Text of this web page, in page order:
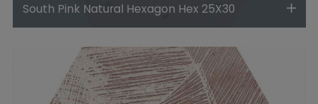
South Pink Natural Hexagon Hex 25X30